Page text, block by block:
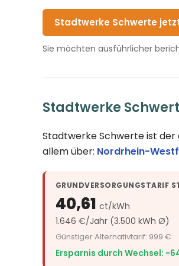
Stadtwerke Schwerte
Sie möchten ausführlicher
Stadtwerke
Stadtwerke Schwerte ist der
allem über: Nordrhein-
GRUNDVERSORGUNGSTARIF
40,61 ct/kWh
1.646 €/Jahr (3.500 kWh Ø)
Günstiger Alternativtarif: 999 €
Ersparnis durch Wechsel: